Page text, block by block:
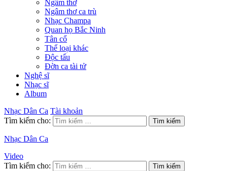
Ngâm thơ
Ngâm thơ ca trù
Nhạc Champa
Quan họ Bắc Ninh
Tân cổ
Thể loại khác
Độc tấu
Đờn ca tài tử
Nghệ sĩ
Nhạc sĩ
Album
Nhạc Dân Ca Tài khoản
Tìm kiếm cho:
Nhạc Dân Ca
Video
Tìm kiếm cho: